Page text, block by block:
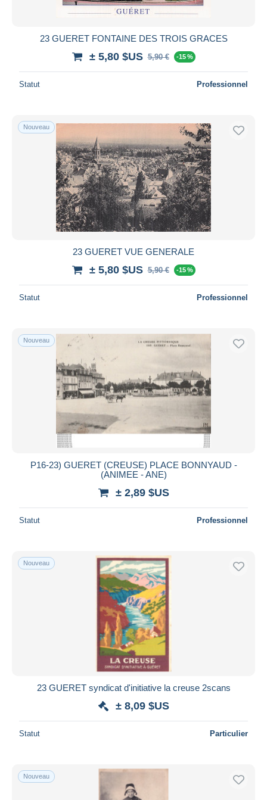
23 GUERET FONTAINE DES TROIS GRACES
± 5,80 $US 5,90 € -15 %
Statut Professionnel
Nouveau
23 GUERET VUE GENERALE
± 5,80 $US 5,90 € -15 %
Statut Professionnel
Nouveau
P16-23) GUERET (CREUSE) PLACE BONNYAUD -
(ANIMEE - ANE)
± 2,89 $US
Statut Professionnel
Nouveau
23 GUERET syndicat d'initiative la creuse 2scans
± 8,09 $US
Statut Particulier
Nouveau